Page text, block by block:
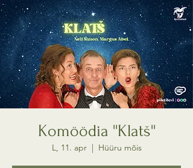
Komöödia ''Klatš''
L, 11. apr
  |
Hüüru mõis